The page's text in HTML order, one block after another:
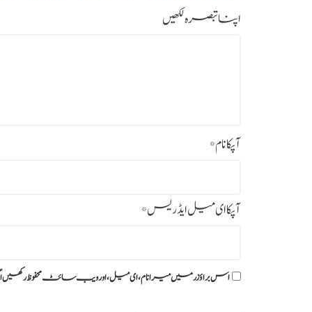
اپنا تبصرہ لکھیں
آپکا نام*
آپکا ای میل ایڈریس*
اس براؤزر میں میرا نام، ای میل، اور ویب سائٹ محفوظ